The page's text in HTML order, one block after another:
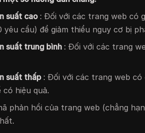
suất cao : Đối với các trang web có
yêu cầu) để giảm thiểu nguy cơ bị
suất trung bình : Đối với các trang
suất thấp : Đối với các trang web có
hiệu quả.
phản hồi của trang web (chẳng